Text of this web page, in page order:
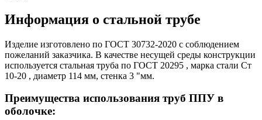
Информация о стальной трубе
Изделие изготовлено по ГОСТ 30732-2020 с соблюдением
пожеланий заказчика. В качестве несущей среды конструкции
используется стальная труба по ГОСТ 20295 , марка стали Ст
10-20 , диаметр 114 мм, стенка 3 "мм.
Преимущества использования труб ППУ в
оболочке: